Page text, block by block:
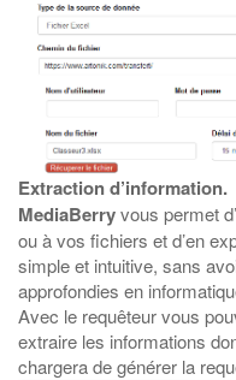
Extraction d’information.
MediaBerryvous permet
ou à vos fichiers et d’en
simple et intuitive, sans
approfondies en
Avec le requêteur vous
extraire les informations
chargera de générer la